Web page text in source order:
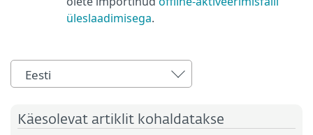
üleslaadimisega.
Eesti
Käesolevat artiklit kohaldatakse